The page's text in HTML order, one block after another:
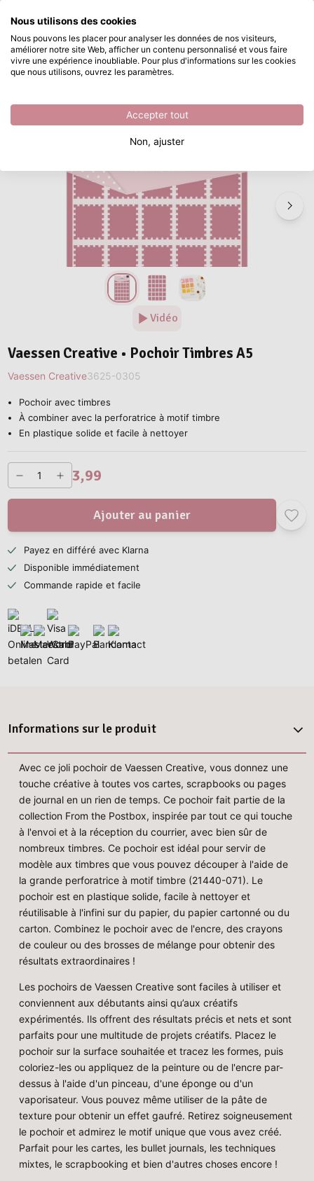
Passer au contenu principal
Disponible immédiatement Vaessen Creative • Pochoir Timbres A5
/ Pochoirs / Vaessen Creative • Pochoir Timbres A5
Vidéo
Vaessen Creative • Pochoir Timbres A5
Vaessen Creative3625-0305
Pochoir avec timbres
À combiner avec la perforatrice à motif timbre
En plastique solide et facile à nettoyer
3,99
Ajouter au panier
Payez en différé avec Klarna
Disponible immédiatement
Commande rapide et facile
Informations sur le produit
Avec ce joli pochoir de Vaessen Creative, vous donnez une
touche créative à toutes vos cartes, scrapbooks ou pages
de journal en un rien de temps. Ce pochoir fait partie de la
collection From the Postbox, inspirée par tout ce qui touche
à l'envoi et à la réception du courrier, avec bien sûr de
nombreux timbres. Ce pochoir est idéal pour servir de
modèle aux timbres que vous pouvez découper à l'aide de
la grande perforatrice à motif timbre (21440-071). Le
pochoir est en plastique solide, facile à nettoyer et
réutilisable à l'infini sur du papier, du papier cartonné ou du
carton. Combinez le pochoir avec de l'encre, des crayons
de couleur ou des brosses de mélange pour obtenir des
résultats extraordinaires !
Les pochoirs de Vaessen Creative sont faciles à utiliser et
conviennent aux débutants ainsi qu’aux créatifs
expérimentés. Ils offrent des résultats précis et nets et sont
parfaits pour une multitude de projets créatifs. Placez le
pochoir sur la surface souhaitée et tracez les formes, puis
coloriez-les ou appliquez de la peinture ou de l'encre par-
dessus à l'aide d'un pinceau, d'une éponge ou d'un
vaporisateur. Vous pouvez même utiliser de la pâte de
texture pour obtenir un effet gaufré. Retirez soigneusement
le pochoir et admirez le motif unique que vous avez créé.
Parfait pour les cartes, les bullet journals, les techniques
mixtes, le scrapbooking et bien d'autres choses encore !
Que recherchez-vous ?
Nous utilisons des cookies
Nous pouvons les placer pour analyser les données de nos visiteurs,
améliorer notre site Web, afficher un contenu personnalisé et vous faire
vivre une expérience inoubliable. Pour plus d'informations sur les cookies
que nous utilisons, ouvrez les paramètres.
Accepter tout
Non, ajuster